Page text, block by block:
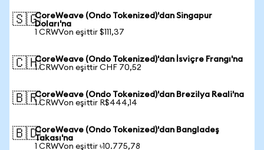
🇸🇬CoreWeave (Ondo Tokenized)'dan Singapur
Doları'na
1 CRWVon eşittir $111,37
🇨🇭CoreWeave (Ondo Tokenized)'dan İsviçre Frangı'na
1 CRWVon eşittir CHF 70,52
🇧🇷CoreWeave (Ondo Tokenized)'dan Brezilya Reali'na
1 CRWVon eşittir R$444,14
🇧🇩CoreWeave (Ondo Tokenized)'dan Bangladeş
Takası'na
1 CRWVon eşittir ৳10.775,78